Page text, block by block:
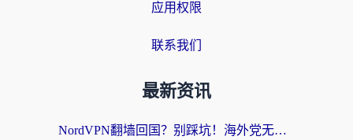
应用权限
联系我们
最新资讯
NordVPN翻墙回国？别踩坑！海外党无缝访问国内资源的真实指南